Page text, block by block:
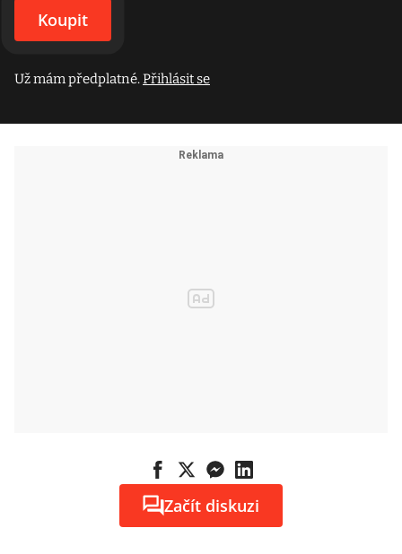
Koupit
Už mám předplatné.Přihlásit se
Začít diskuzi